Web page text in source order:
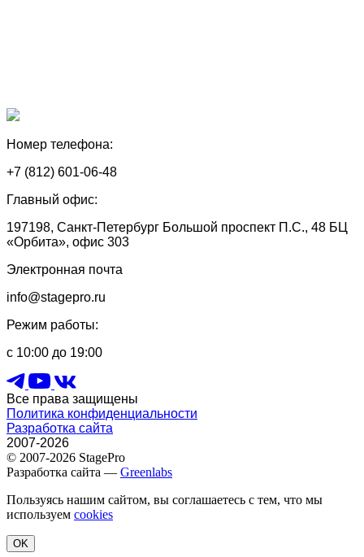
Номер телефона:
+7 (812) 601-06-48
Главный офис:
197198, Санкт-Петербург Большой проспект П.С., 48 БЦ
«Орбита», офис 303
Электронная почта
info@stagepro.ru
Режим работы:
с 10:00 до 19:00
Все права защищены
Политика конфиденциальности
Разработка сайта
2007-2026
© 2007-2026 StagePro
Разработка сайта — Greenlabs
Пользуясь нашим сайтом, вы соглашаетесь с тем, что мы
используем cookies
OK